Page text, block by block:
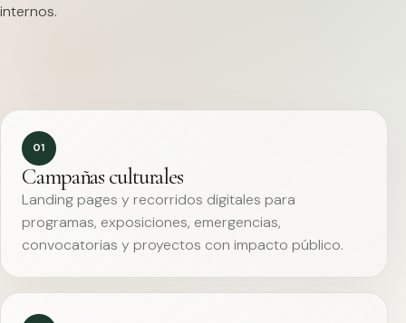
internos.
01
Campañas culturales
Landing pages y recorridos digitales para
programas, exposiciones, emergencias,
convocatorias y proyectos con impacto público.